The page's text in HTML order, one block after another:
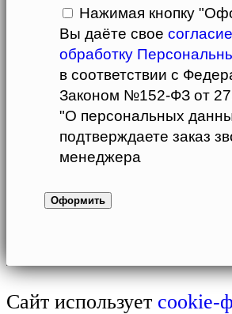
Нажимая кнопку
Вы даёте своесогласие
обработку
в соответствии с
Законом №152-ФЗ от
"О персональных
подтверждаете заказ
менеджера
Сайт использует cookie-